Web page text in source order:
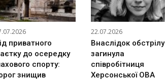
приватного
до осередку
спорту:
знищив
22.07.2026
Внаслідок обстрілу
загинула
співробітниця
Херсонської ОВА